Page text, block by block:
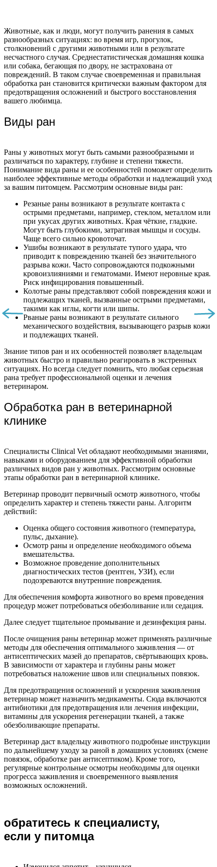
Животные, как и люди, могут получить ранения в самых
разнообразных ситуациях: во время игр, прогулок,
столкновений с другими животными или в результате
несчастного случая. Среднестатистическая домашняя кошка
или собака, бегающая по двору, не застрахована от
повреждений. В таком случае своевременная и правильная
обработка ран становится критически важным фактором для
предотвращения осложнений и быстрого восстановления
вашего любимца.
Виды ран
Раны у животных могут быть самыми разнообразными и
различаться по характеру, глубине и степени тяжести.
Понимание вида раны и ее особенностей поможет определить
наиболее эффективные методы обработки и надлежащий уход
за вашим питомцем. Рассмотрим основные виды ран:
Резаные раны возникают в результате контакта с
острыми предметами, например, стеклом, металлом или
при укусах других животных. Края чёткие, гладкие.
Могут быть глубокими, затрагивая мышцы и сосуды.
Чаще всего сильно кровоточат.
Ушибы возникают в результате тупого удара, что
приводит к повреждению тканей без значительного
разрыва кожи. Часто сопровождаются подкожными
кровоизлияниями и гематомами. Имеют неровные края.
Риск инфицирования повышенный.
Колотые раны представляют собой повреждения кожи и
подлежащих тканей, вызванные острыми предметами,
такими как иглы, когти или шипы.
Рваные раны возникают в результате сильного
механического воздействия, вызывающего разрыв кожи
и подлежащих тканей.
Знание типов ран и их особенностей позволяет владельцам
животных быстро и правильно реагировать в экстренных
ситуациях. Но всегда следует помнить, что любая серьезная
рана требует профессиональной оценки и лечения
ветеринаром.
Обработка ран в ветеринарной
клинике
Специалисты Clinical Vet обладают необходимыми знаниями,
навыками и оборудованием для эффективной обработки
различных видов ран у животных. Рассмотрим основные
этапы обработки ран в ветеринарной клинике.
Ветеринар проводит первичный осмотр животного, чтобы
определить характер и степень тяжести раны. Алгоритм
действий:
Оценка общего состояния животного (температура,
пульс, дыхание).
Осмотр раны и определение необходимого объема
вмешательства.
Возможное проведение дополнительных
диагностических тестов (рентген, УЗИ), если
подозреваются внутренние повреждения.
Для обеспечения комфорта животного во время проведения
процедур может потребоваться обезболивание или седация.
Далее следует тщательное промывание и дезинфекция раны.
После очищения раны ветеринар может применять различные
методы для обеспечения оптимального заживления — от
антисептических мазей до препаратов, свёртывающих кровь.
В зависимости от характера и глубины раны может
потребоваться наложение швов или специальных повязок.
Для предотвращения осложнений и ускорения заживления
ветеринар может назначить медикаменты. Сюда включаются
антибиотики для предотвращения или лечения инфекции,
витамины для ускорения регенерации тканей, а также
обезболивающие препараты.
Ветеринар даст владельцу животного подробные инструкции
по дальнейшему уходу за раной в домашних условиях (смене
повязок, обработке ран антисептиком). Кроме того,
регулярные контрольные осмотры необходимы для оценки
прогресса заживления и своевременного выявления
возможных осложнений.
обратитесь к специалисту,
если у питомца